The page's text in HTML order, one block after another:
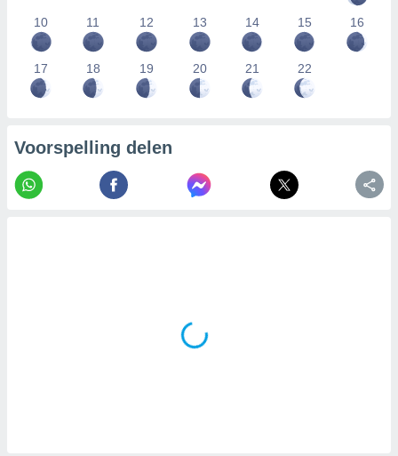
10 11 12 13 14 15 16
17 18 19 20 21 22
Voorspelling delen